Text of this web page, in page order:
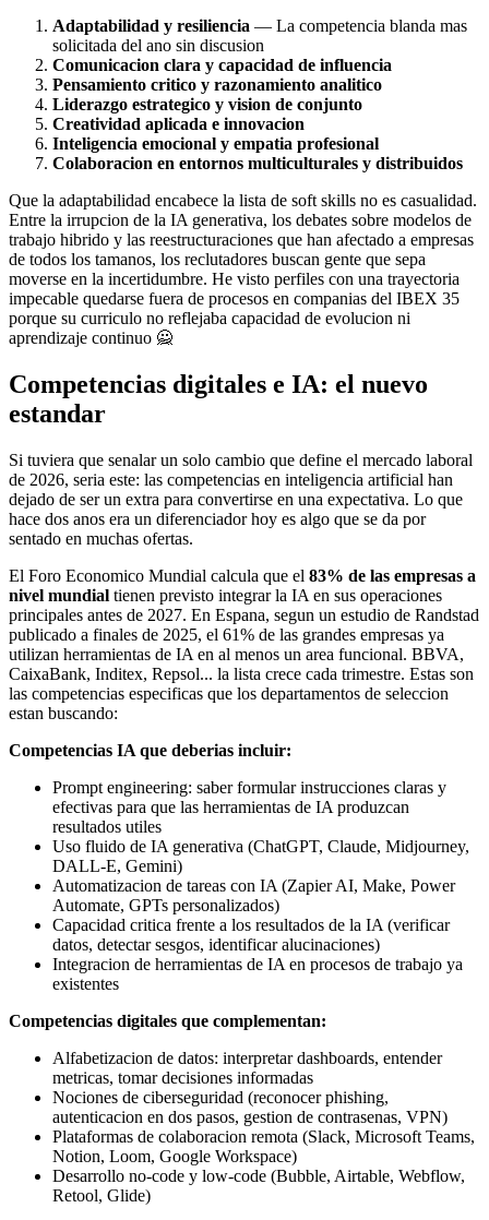
Adaptabilidad y resiliencia — La competencia blanda mas
solicitada del ano sin discusion
Comunicacion clara y capacidad de influencia
Pensamiento critico y razonamiento analitico
Liderazgo estrategico y vision de conjunto
Creatividad aplicada e innovacion
Inteligencia emocional y empatia profesional
Colaboracion en entornos multiculturales y distribuidos
Que la adaptabilidad encabece la lista de soft skills no es casualidad.
Entre la irrupcion de la IA generativa, los debates sobre modelos de
trabajo hibrido y las reestructuraciones que han afectado a empresas
de todos los tamanos, los reclutadores buscan gente que sepa
moverse en la incertidumbre. He visto perfiles con una trayectoria
impecable quedarse fuera de procesos en companias del IBEX 35
porque su curriculo no reflejaba capacidad de evolucion ni
aprendizaje continuo 🙅
Competencias digitales e IA: el nuevo
estandar
Si tuviera que senalar un solo cambio que define el mercado laboral
de 2026, seria este: las competencias en inteligencia artificial han
dejado de ser un extra para convertirse en una expectativa. Lo que
hace dos anos era un diferenciador hoy es algo que se da por
sentado en muchas ofertas.
El Foro Economico Mundial calcula que el 83% de las empresas a
nivel mundial tienen previsto integrar la IA en sus operaciones
principales antes de 2027. En Espana, segun un estudio de Randstad
publicado a finales de 2025, el 61% de las grandes empresas ya
utilizan herramientas de IA en al menos un area funcional. BBVA,
CaixaBank, Inditex, Repsol... la lista crece cada trimestre. Estas son
las competencias especificas que los departamentos de seleccion
estan buscando:
Competencias IA que deberias incluir:
Prompt engineering: saber formular instrucciones claras y
efectivas para que las herramientas de IA produzcan
resultados utiles
Uso fluido de IA generativa (ChatGPT, Claude, Midjourney,
DALL-E, Gemini)
Automatizacion de tareas con IA (Zapier AI, Make, Power
Automate, GPTs personalizados)
Capacidad critica frente a los resultados de la IA (verificar
datos, detectar sesgos, identificar alucinaciones)
Integracion de herramientas de IA en procesos de trabajo ya
existentes
Competencias digitales que complementan:
Alfabetizacion de datos: interpretar dashboards, entender
metricas, tomar decisiones informadas
Nociones de ciberseguridad (reconocer phishing,
autenticacion en dos pasos, gestion de contrasenas, VPN)
Plataformas de colaboracion remota (Slack, Microsoft Teams,
Notion, Loom, Google Workspace)
Desarrollo no-code y low-code (Bubble, Airtable, Webflow,
Retool, Glide)